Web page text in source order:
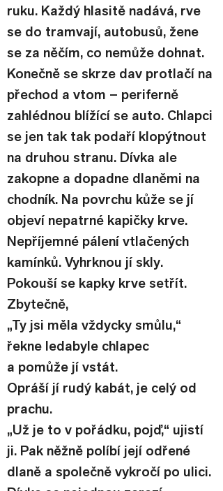
ruku. Každý hlasitě nadává, rve
se do tramvají, autobusů, žene
se za něčím, co nemůže dohnat.
Konečně se skrze dav protlačí na
přechod a vtom – periferně
zahlédnou blížící se auto. Chlapci
se jen tak tak podaří klopýtnout
na druhou stranu. Dívka ale
zakopne a dopadne dlaněmi na
chodník. Na povrchu kůže se jí
objeví nepatrné kapičky krve.
Nepříjemné pálení vtlačených
kamínků. Vyhrknou jí skly.
Pokouší se kapky krve setřít.
Zbytečně,
„Ty jsi měla vždycky smůlu,“
řekne ledabyle chlapec
a pomůže jí vstát.
Opráší jí rudý kabát, je celý od
prachu.
„Už je to v pořádku, pojď,“ ujistí
ji. Pak něžně políbí její odřené
dlaně a společně vykročí po ulici.